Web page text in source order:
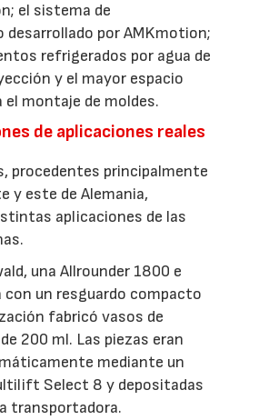
el sistema de
desarrollado por AMKmotion;
refrigerados por agua de
y el mayor espacio
el montaje de moldes.
de aplicaciones reales
procedentes principalmente
y este de Alemania,
aplicaciones de las
una Allrounder 1800 e
con un resguardo compacto
fabricó vasos de
200 ml. Las piezas eran
mediante un
Select 8 y depositadas
transportadora.